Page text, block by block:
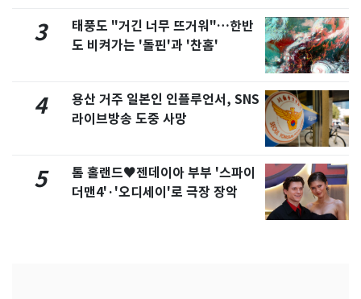
3
태풍도 "거긴 너무 뜨거워"…한반
도 비켜가는 '돌핀'과 '찬홈'
4
용산 거주 일본인 인플루언서, SNS
라이브방송 도중 사망
5
톰 홀랜드♥젠데이아 부부 '스파이
더맨4'·'오디세이'로 극장 장악